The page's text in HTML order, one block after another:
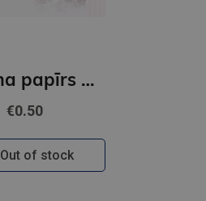
Diploma papīrs A4 Bukiet GNP
€0.50
Out of stock